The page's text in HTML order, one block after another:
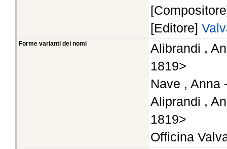
[Editore]
Forme varianti dei nomi
Alibrandi ,
1819>
Nave , Anna
Aliprandi ,
1819>
Officina